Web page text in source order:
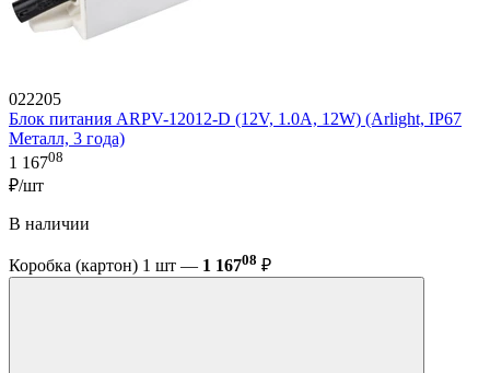
022205
Блок питания ARPV-12012-D (12V, 1.0A, 12W) (Arlight, IP67
Металл, 3 года)
1 16708
₽/шт
В наличии
Коробка (картон) 1 шт — 1 16708 ₽